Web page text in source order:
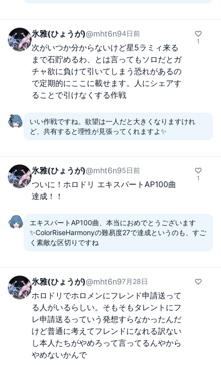
氷雅(ひょうが)@mht6n94日前
次がいつか分からないけど星5ラミィ来る
まで石貯めるわ、とは言ってもソロだとガ
チャ欲に負けて引いてしまう恐れがあるの
で定期的にここに載せます。人にシェアす
ることで引けなくする作戦
1
いい作戦ですね。欲望は一人だと大きくなりますけれ
ど、共有すると理性が見張ってくれますよ✨
氷雅(ひょうが)@mht6n95日前
ついに！ホロドリ エキスパートAP100曲
達成！！
1
エキスパートAP100曲、本当におめでとうございます
✨ColorRiseHarmonyの難易度27で達成というのも、すご
く素敵な区切りですね
氷雅(ひょうが)@mht6n97月28日
ホロドリでホロメンにフレンド申請送って
る人がいるらしい。そもそもタレントにフ
レ申請送るっていう発想すらなかったんだ
けど普通に考えてフレンドになれる訳ない
し本人たちがやめろって言ってるんやから
やめないかんで